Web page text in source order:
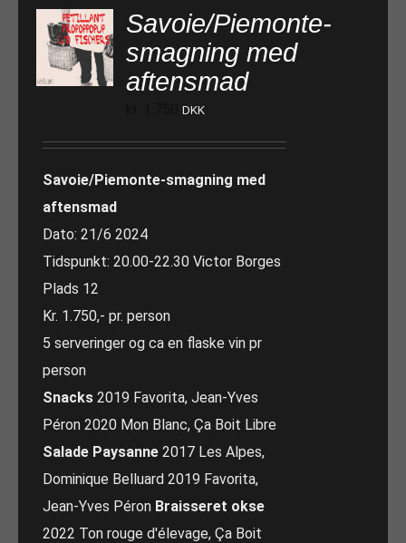
Savoie/Piemonte-
smagning med
aftensmad
DKK
Savoie/Piemonte-smagning med
aftensmad
Dato: 21/6 2024
Tidspunkt: 20.00-22.30 Victor Borges
Plads 12
Kr. 1.750,- pr. person
5 serveringer og ca en flaske vin pr
person
Snacks 2019 Favorita, Jean-Yves
Péron 2020 Mon Blanc, Ça Boit Libre
Salade Paysanne 2017 Les Alpes,
Dominique Belluard 2019 Favorita,
Jean-Yves Péron Braisseret okse
2022 Ton rouge d'élevage, Ça Boit